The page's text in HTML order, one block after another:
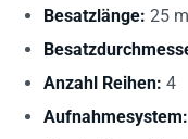
Besatzlänge: 25
Anzahl Reihen: 4
Aufnahmesystem: